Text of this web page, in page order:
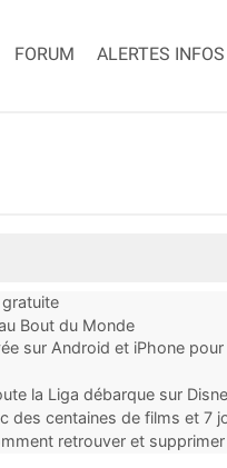
FORUM ALERTES INFOS
gratuite
Bout du Monde
sur Android et iPhone pour
la Liga débarque sur
des centaines de films et 7
retrouver et